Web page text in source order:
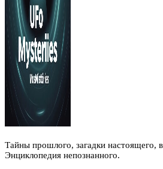
Тайны прошлого, загадки настоящего,
Энциклопедия непознанного.